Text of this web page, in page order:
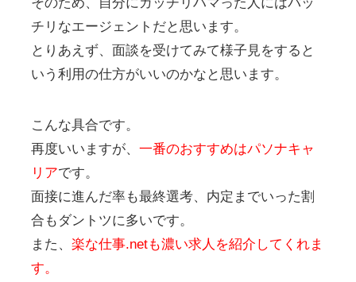
チリなエージェントだと思います。
とりあえず、面談を受けてみて様子見をすると
いう利用の仕方がいいのかなと思います。
こんな具合です。
再度いいますが、 一番のおすすめはパソナキャ
リアです。
面接に進んだ率も最終選考、内定までいった割
合もダントツに多いです。
また、 楽な仕事.netも濃い求人を紹介してくれま
す。